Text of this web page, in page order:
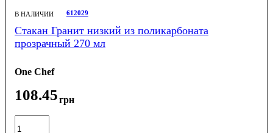
В НАЛИЧИИ 612029
Стакан Гранит низкий из поликарбоната
прозрачный 270 мл
One Chef
108.45грн